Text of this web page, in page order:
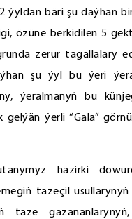
ýyldan bäri şu daýhan
özüne berkidilen 5
zerur tagallalary
şu ýyl bu ýeri
ýeralmanyň bu
gelýän ýerli “Gala”
häzirki
täzeçil
täze